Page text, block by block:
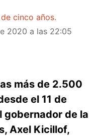
cinco años.
2020 a las 22:05
más de 2.500
el 11 de
gobernador de la
Axel Kicillof,